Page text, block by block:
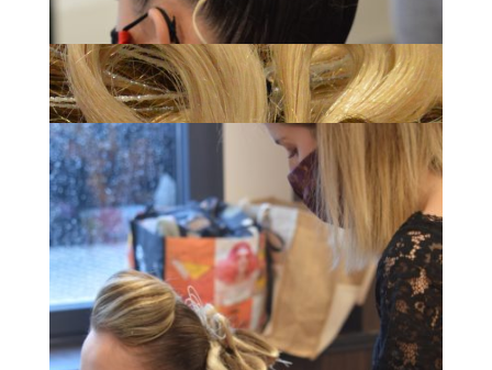
Espace Bel Air – Chignon MAF national 2020